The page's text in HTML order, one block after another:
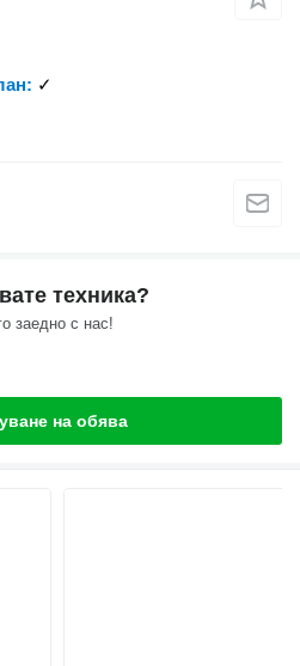
✓
техника?
заедно с нас!
на обява